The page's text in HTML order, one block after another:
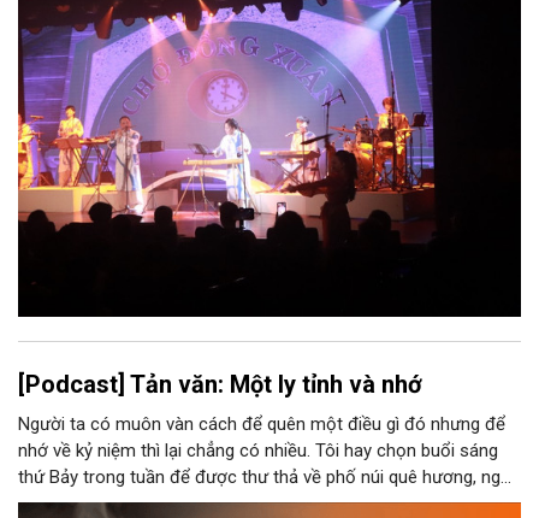
[Podcast] Tản văn: Một ly tỉnh và nhớ
Người ta có muôn vàn cách để quên một điều gì đó nhưng để
nhớ về kỷ niệm thì lại chẳng có nhiều. Tôi hay chọn buổi sáng
thứ Bảy trong tuần để được thư thả về phố núi quê hương, ngồi
đợi giọt đắng của đất đai, mưa nắng điểm từng nhịp xuống